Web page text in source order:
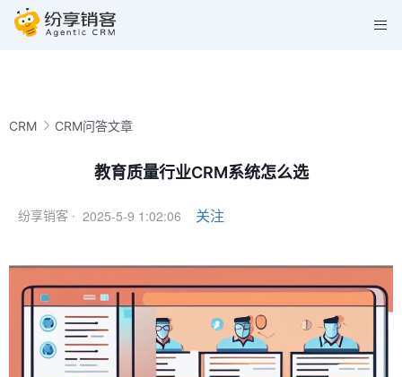
CRM CRM问答文章
教育质量行业CRM系统怎么选
纷享销客 · 2025-5-9 1:02:06 关注